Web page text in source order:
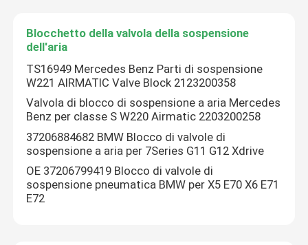
Blocchetto della valvola della sospensione
dell'aria
TS16949 Mercedes Benz Parti di sospensione
W221 AIRMATIC Valve Block 2123200358
Valvola di blocco di sospensione a aria Mercedes
Benz per classe S W220 Airmatic 2203200258
37206884682 BMW Blocco di valvole di
sospensione a aria per 7Series G11 G12 Xdrive
OE 37206799419 Blocco di valvole di
sospensione pneumatica BMW per X5 E70 X6 E71
E72